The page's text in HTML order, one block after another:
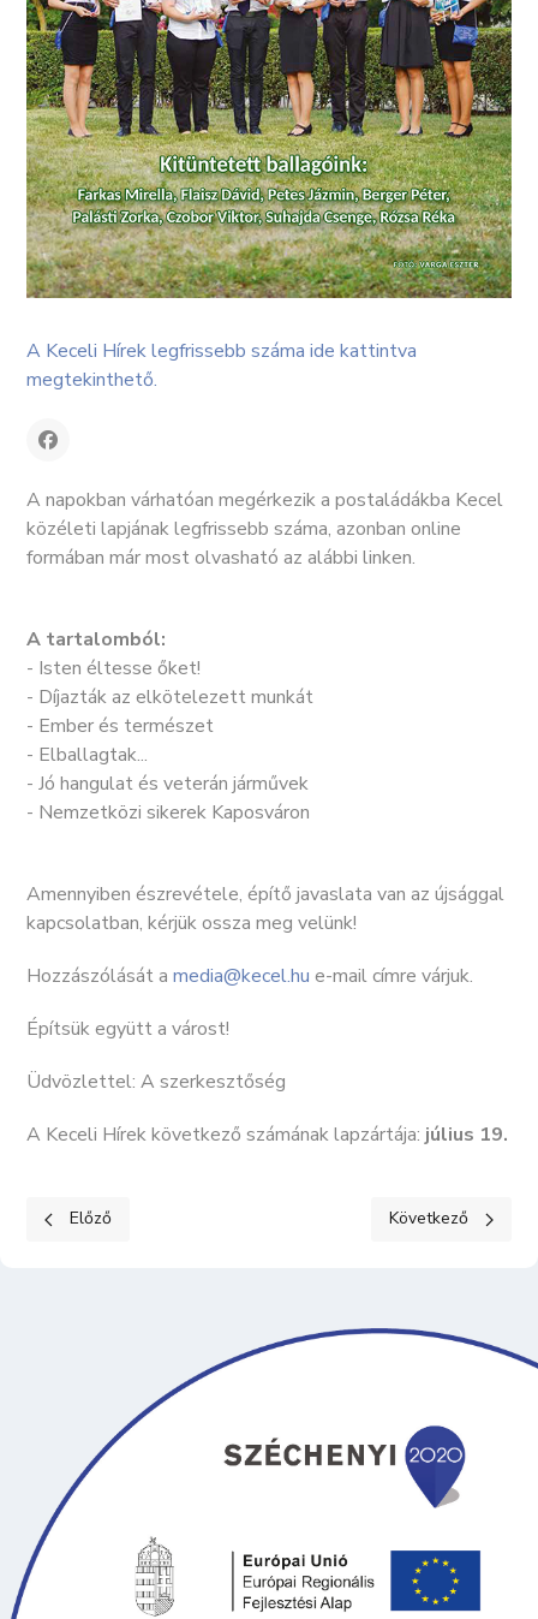
A Keceli Hírek legfrissebb száma ide kattintva
megtekinthető.
A napokban várhatóan megérkezik a postaládákba Kecel
közéleti lapjának legfrissebb száma, azonban online
formában már most olvasható az alábbi linken.
A tartalomból:
- Isten éltesse őket!
- Díjazták az elkötelezett munkát
- Ember és természet
- Elballagtak...
- Jó hangulat és veterán járművek
- Nemzetközi sikerek Kaposváron
Amennyiben észrevétele, építő javaslata van az újsággal
kapcsolatban, kérjük ossza meg velünk!
Hozzászólását a media@kecel.hu e-mail címre várjuk.
Építsük együtt a várost!
Üdvözlettel: A szerkesztőség
A Keceli Hírek következő számának lapzártája: július 19.
Előző cikk: Új víztermelő kút fúrása
Előző Következő cikk:
Következő